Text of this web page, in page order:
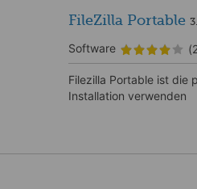
FileZilla Portable
Software
Filezilla Portable ist die
Installation verwenden